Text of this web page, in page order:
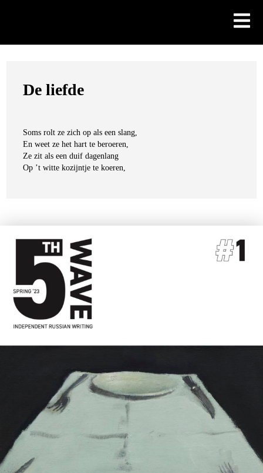
De liefde
Soms rolt ze zich op als een slang,
En weet ze het hart te beroeren,
Ze zit als een duif dagenlang
Op ’t witte kozijntje te koeren,